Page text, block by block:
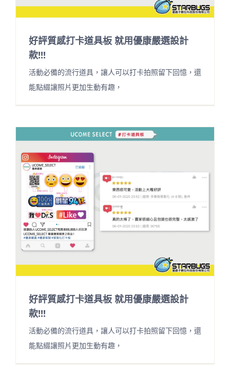
好評質感打卡道具板 就用優康嚴選設計
款!!!
活動必備的流行道具，讓人可以打卡拍照留下回憶，還
能點綴讓照片更加生動有趣，
好評質感打卡道具板 就用優康嚴選設計
款!!!
活動必備的流行道具，讓人可以打卡拍照留下回憶，還
能點綴讓照片更加生動有趣，